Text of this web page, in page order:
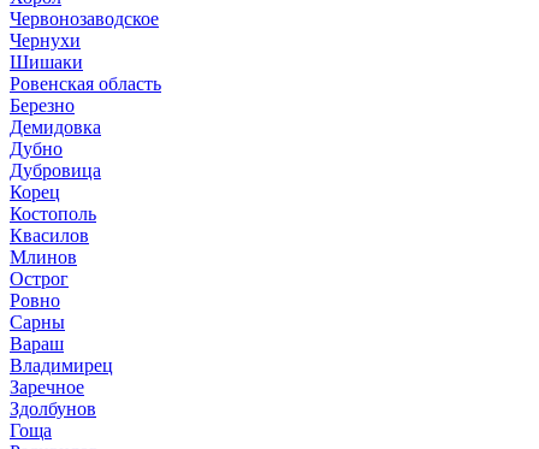
Червонозаводское
Чернухи
Шишаки
Ровенская область
Березно
Демидовка
Дубно
Дубровица
Корец
Костополь
Квасилов
Млинов
Острог
Ровно
Сарны
Вараш
Владимирец
Заречное
Здолбунов
Гоща